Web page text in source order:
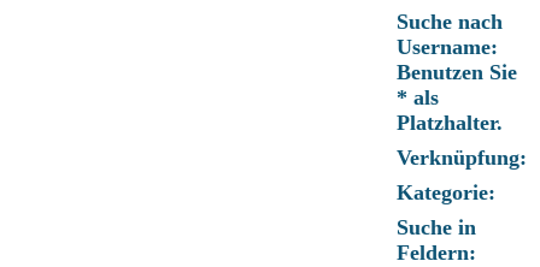
Suche nach
Username:
Benutzen Sie
* als
Platzhalter.
Verknüpfung:
Kategorie:
Suche in
Feldern: